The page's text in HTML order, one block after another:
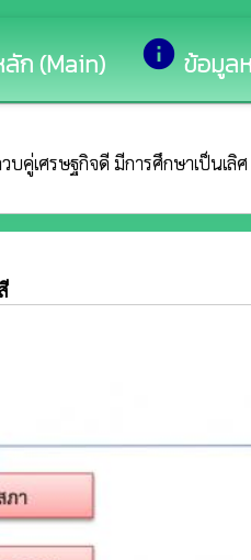
ก (Main) info ข้อมูล
ยินดีต้อนรับสู่เว็บไซต์ของ
บคู่เศรษฐกิจดี มีการศึกษาเป็นเลิ